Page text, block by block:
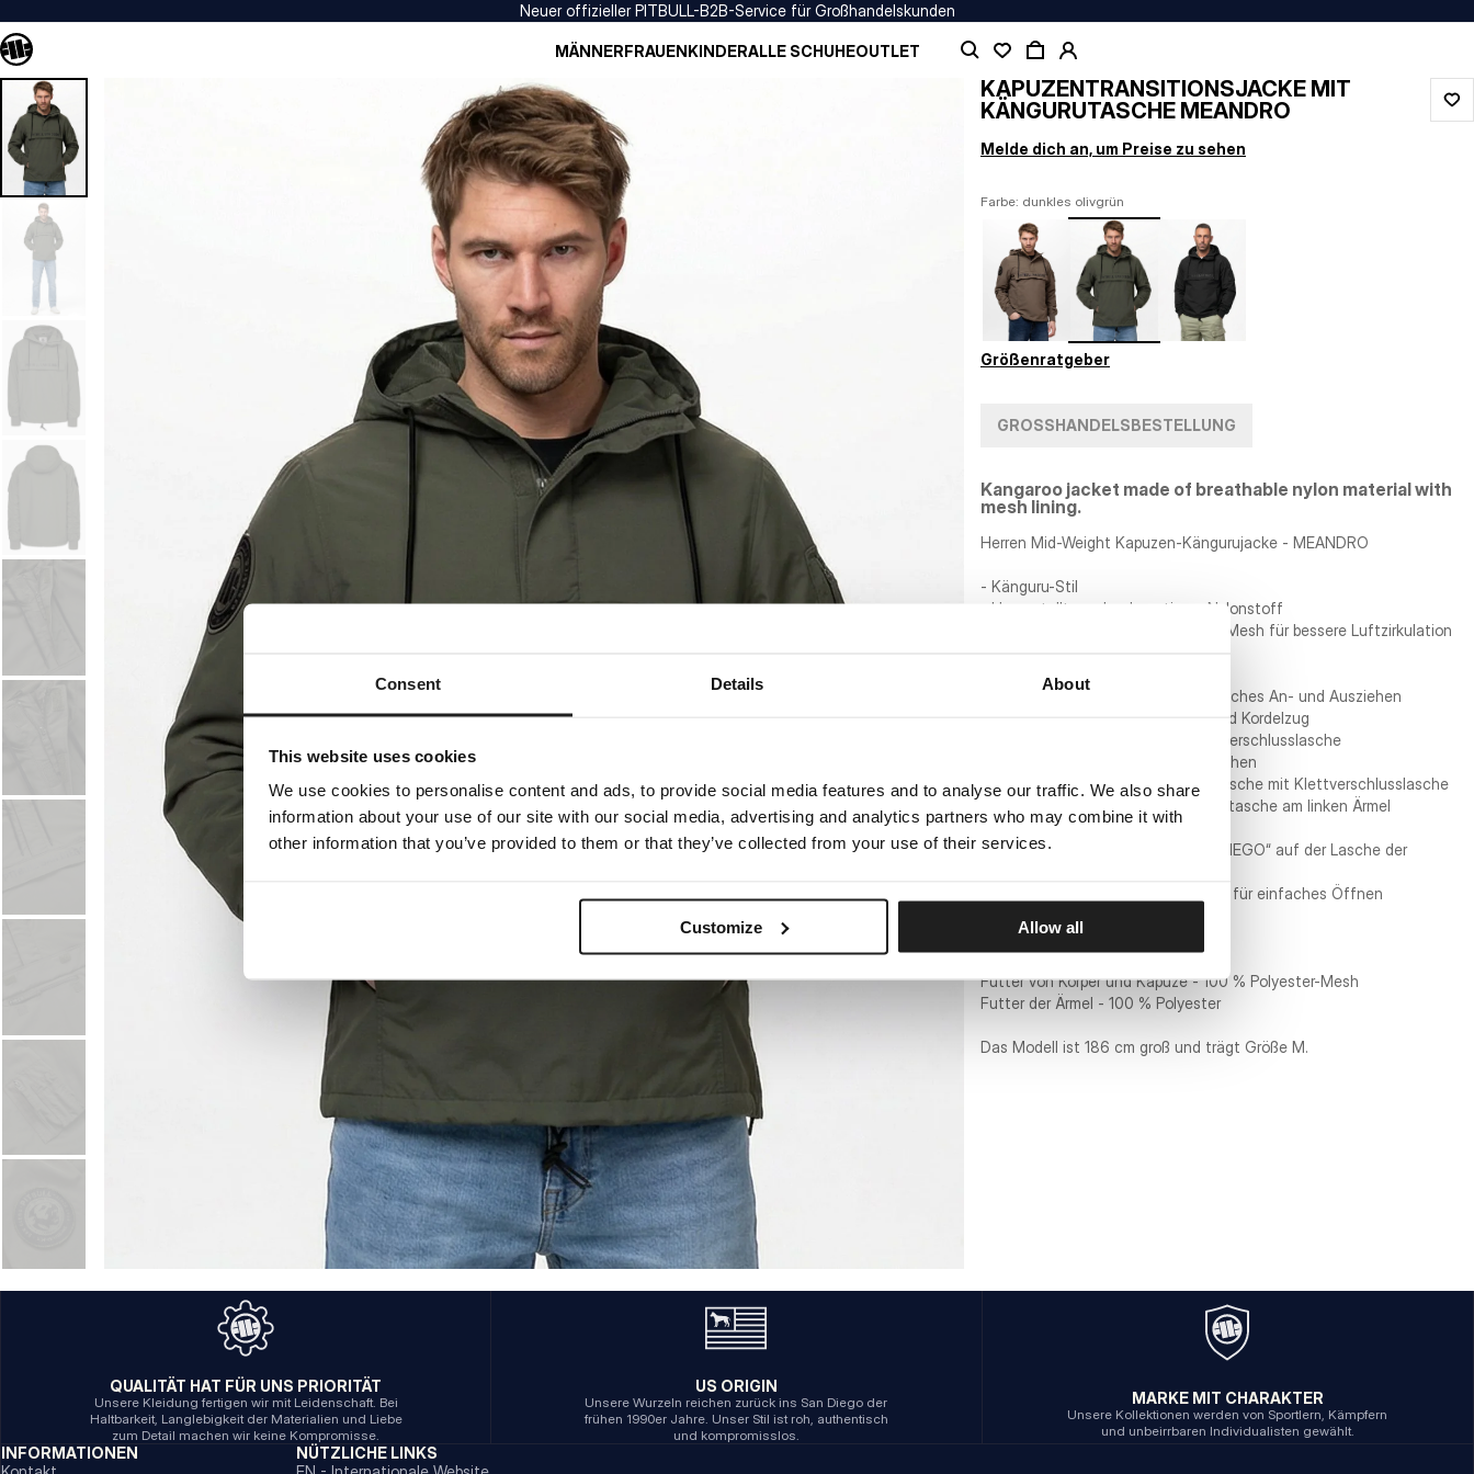
Consent Details About
This website uses cookies
We use cookies to personalise content and ads, to provide social media features and to analyse our traffic. We also share
information about your use of our site with our social media, advertising and analytics partners who may combine it with
other information that you’ve provided to them or that they’ve collected from your use of their services.
Customize Allow all
Neuer offizieller PITBULL-B2B-Service für Großhandelskunden
MÄNNERFRAUENKINDERALLE SCHUHEOUTLET
KAPUZENTRANSITIONSJACKE MIT
KÄNGURUTASCHE MEANDRO
Melde dich an, um Preise zu sehen
Farbe: dunkles olivgrün
Größenratgeber
GROSSHANDELSBESTELLUNG
Kangaroo jacket made of breathable nylon material with
mesh lining.
Herren Mid-Weight Kapuzen-Kängurujacke - MEANDRO
- Känguru-Stil
- Hergestellt aus hochwertigem Nylonstoff
- Gefüttert mit leichtem Polyester-Mesh für bessere Luftzirkulation
- Verstellbarer Saum mit Kordelzug
- Seitlicher Reißverschluss für einfaches An- und Ausziehen
- Kapuze mit hohem Stehkragen und Kordelzug
- Reißverschluss am Hals mit Klettverschlusslasche
- Zwei seitliche Reißverschlusstaschen
- Vordere zentrale Reißverschlusstasche mit Klettverschlusslasche
- Zusätzliche kleine Reißverschlusstasche am linken Ärmel
- Aufnäher am rechten Ärmel
- Große Aufschrift „PITBULL SAN DIEGO“ auf der Lasche der
- Alle Reißverschlüsse haben Zipper für einfaches Öffnen
Materialzusammensetzung:
Hauptmaterial - 100 % Nylon Taslan
Futter von Körper und Kapuze - 100 % Polyester-Mesh
Futter der Ärmel - 100 % Polyester
Das Modell ist 186 cm groß und trägt Größe M.
QUALITÄT HAT FÜR UNS PRIORITÄT
Unsere Kleidung fertigen wir mit Leidenschaft. Bei
Haltbarkeit, Langlebigkeit der Materialien und Liebe
zum Detail machen wir keine Kompromisse.
US ORIGIN
Unsere Wurzeln reichen zurück ins San Diego der
frühen 1990er Jahre. Unser Stil ist roh, authentisch
und kompromisslos.
MARKE MIT CHARAKTER
Unsere Kollektionen werden von Sportlern, Kämpfern
und unbeirrbaren Individualisten gewählt.
INFORMATIONEN
NÜTZLICHE LINKS